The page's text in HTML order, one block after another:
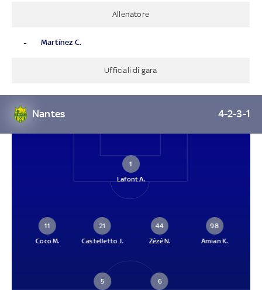
Allenatore
- Martínez C.
Ufficiali di gara
Nantes 4-2-3-1
1
Lafont A.
11
Coco M.
21
Castelletto J.
44
Zézé N.
98
Amian K.
5
6